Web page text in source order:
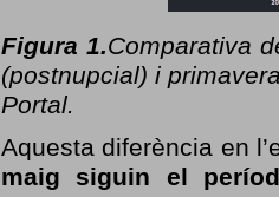
Figura 1.Comparativa
(postnupcial) i
Portal.
Aquesta diferència en
maig siguin el